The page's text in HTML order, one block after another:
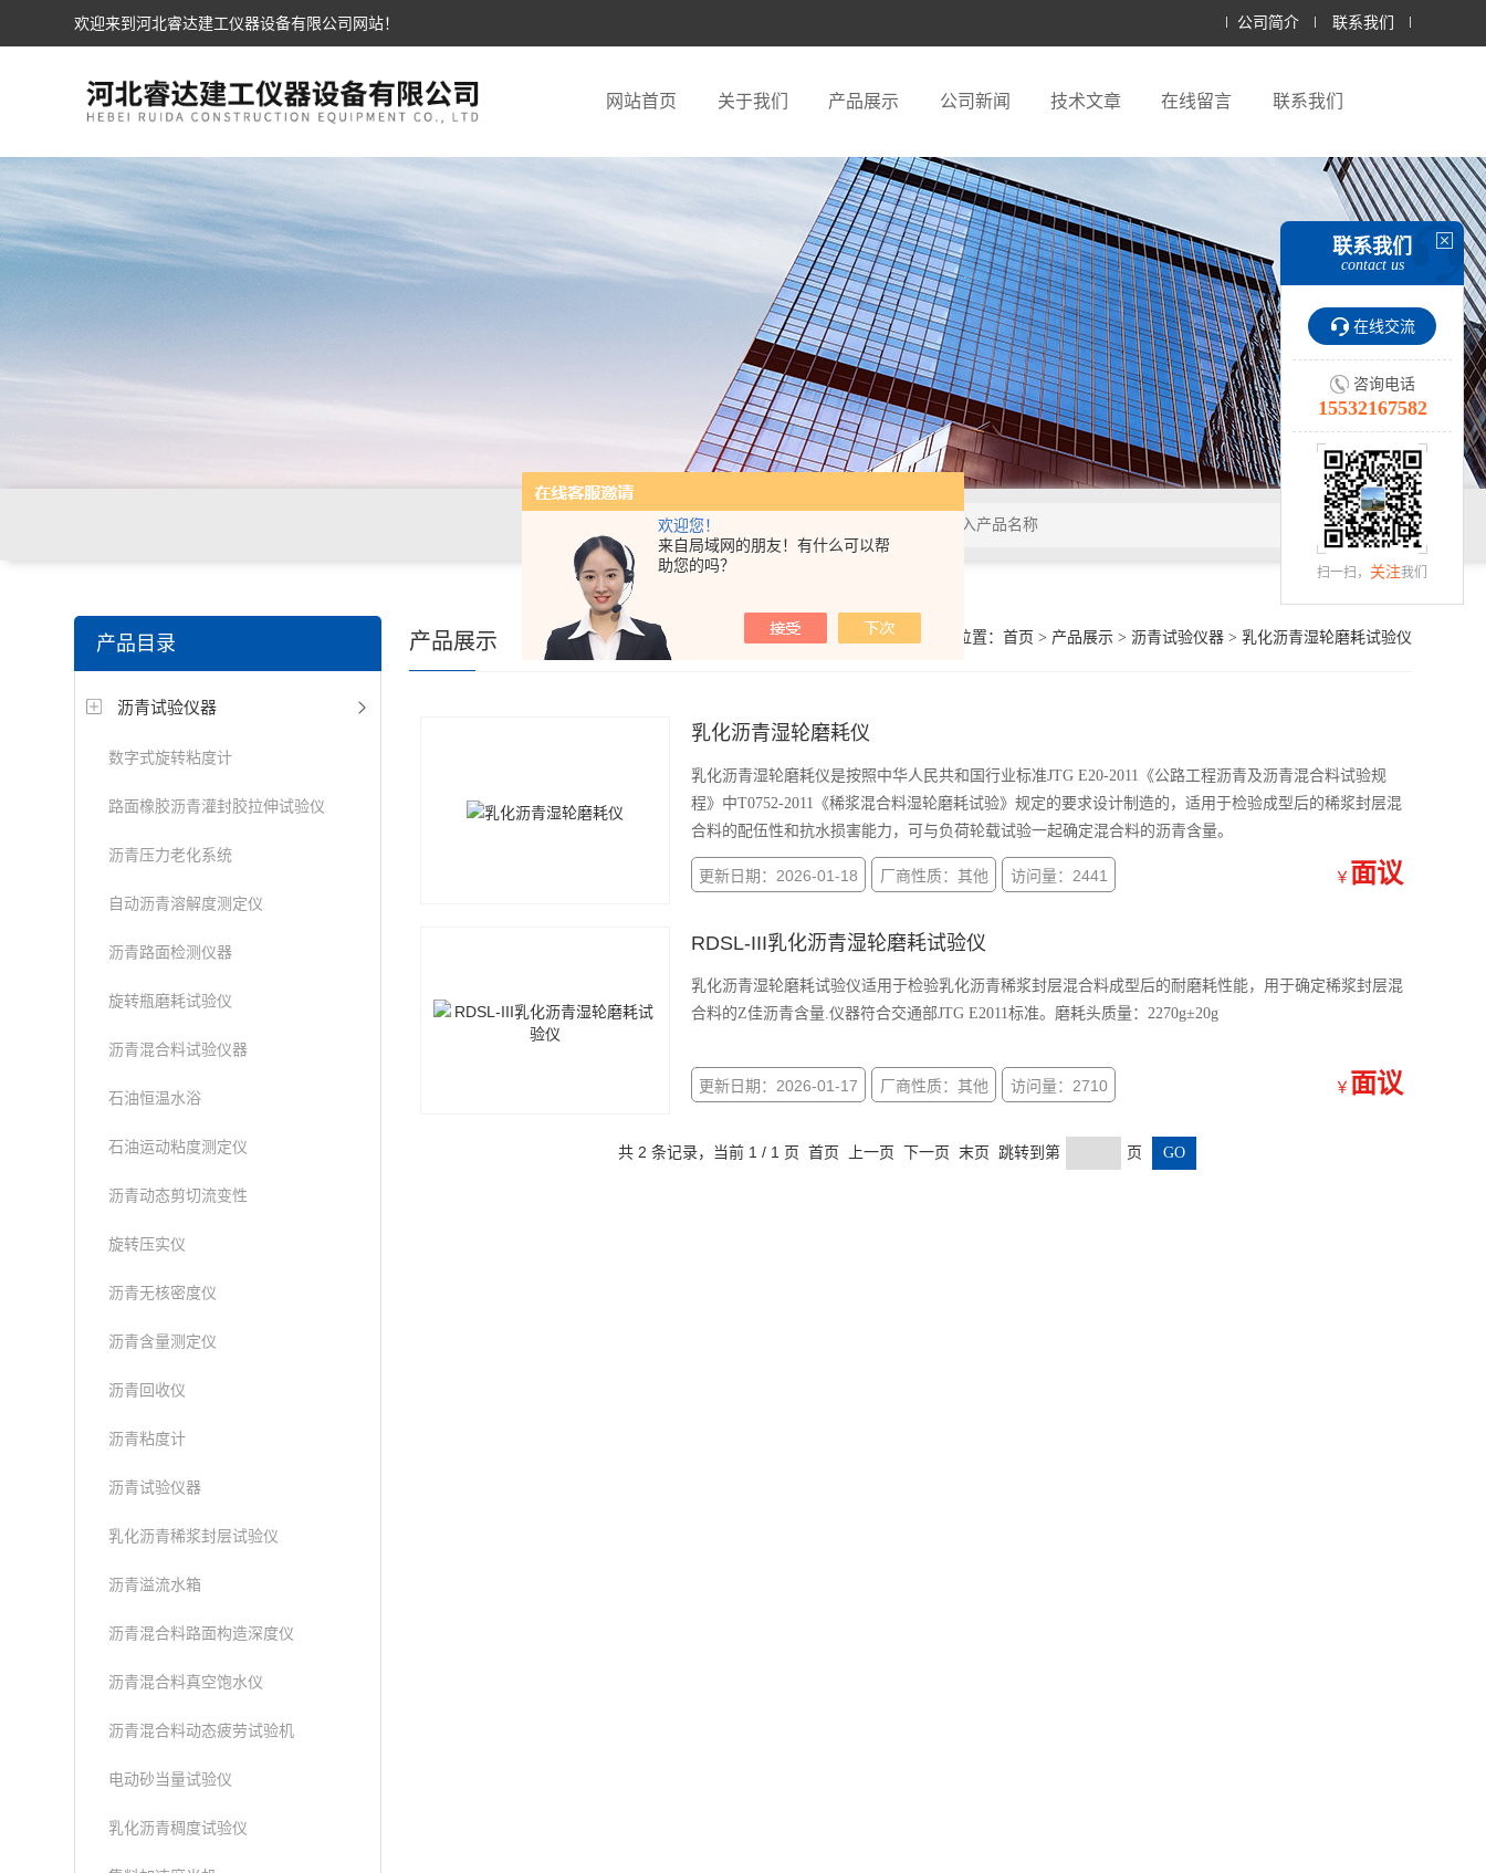
欢迎您！
来自局域网的朋友！有什么可以帮
助您的吗？
欢迎来到河北睿达建工仪器设备有限公司网站！ 公司简介 联系我们
网站首页 关于我们 产品展示 公司新闻 技术文章 在线留言 联系我们
产品目录
沥青试验仪器
数字式旋转粘度计
路面橡胶沥青灌封胶拉伸试验仪
沥青压力老化系统
自动沥青溶解度测定仪
沥青路面检测仪器
旋转瓶磨耗试验仪
沥青混合料试验仪器
石油恒温水浴
石油运动粘度测定仪
沥青动态剪切流变性
旋转压实仪
沥青无核密度仪
沥青含量测定仪
沥青回收仪
沥青粘度计
沥青试验仪器
乳化沥青稀浆封层试验仪
沥青溢流水箱
沥青混合料路面构造深度仪
沥青混合料真空饱水仪
沥青混合料动态疲劳试验机
电动砂当量试验仪
乳化沥青稠度试验仪
你的位置： 首页 > 产品展示> 沥青试验仪器> 乳化沥青湿轮磨耗试验仪
产品展示
乳化沥青湿轮磨耗仪
乳化沥青湿轮磨耗仪是按照中华人民共和国行业标准JTG E20-2011《公路工程沥青及沥青混合料试验规
程》中T0752-2011《稀浆混合料湿轮磨耗试验》规定的要求设计制造的，适用于检验成型后的稀浆封层混
合料的配伍性和抗水损害能力，可与负荷轮载试验一起确定混合料的沥青含量。
更新日期：2026-01-18 厂商性质：其他 访问量：2441 ￥ 面议
RDSL-III乳化沥青湿轮磨耗试验仪
乳化沥青湿轮磨耗试验仪适用于检验乳化沥青稀浆封层混合料成型后的耐磨耗性能，用于确定稀浆封层混
合料的Z佳沥青含量.仪器符合交通部JTG E2011标准。磨耗头质量：2270g±20g
更新日期：2026-01-17 厂商性质：其他 访问量：2710 ￥ 面议
共 2 条记录，当前 1 / 1 页 首页 上一页 下一页 末页 跳转到第 页
联系我们
contact us
在线交流
咨询电话
15532167582
扫一扫， 关注我们